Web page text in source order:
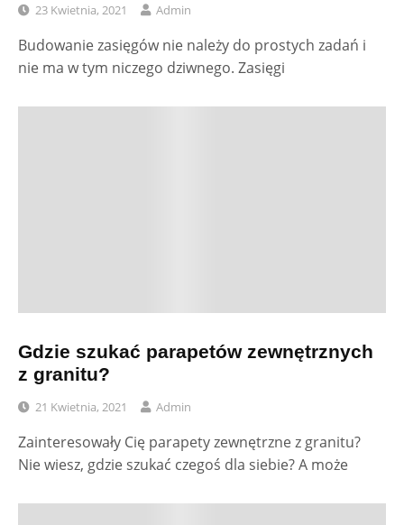
23 Kwietnia, 2021 Admin
Budowanie zasięgów nie należy do prostych zadań i
nie ma w tym niczego dziwnego. Zasięgi
Gdzie szukać parapetów zewnętrznych
z granitu?
21 Kwietnia, 2021 Admin
Zainteresowały Cię parapety zewnętrzne z granitu?
Nie wiesz, gdzie szukać czegoś dla siebie? A może